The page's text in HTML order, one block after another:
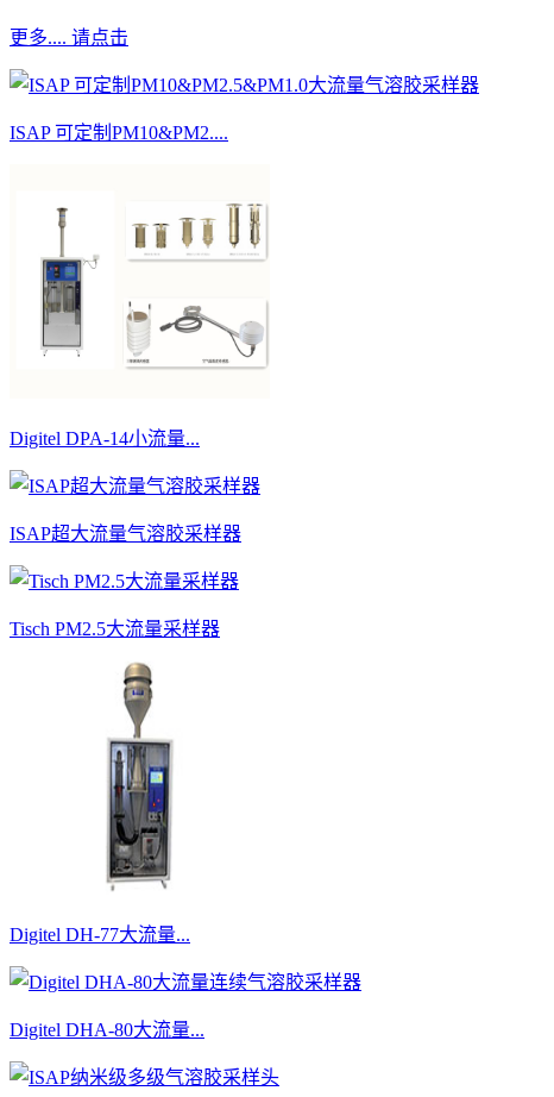
更多.... 请点击
ISAP 可定制PM10&PM2....
Digitel DPA-14小流量...
ISAP超大流量气溶胶采样器
Tisch PM2.5大流量采样器
Digitel DH-77大流量...
Digitel DHA-80大流量...